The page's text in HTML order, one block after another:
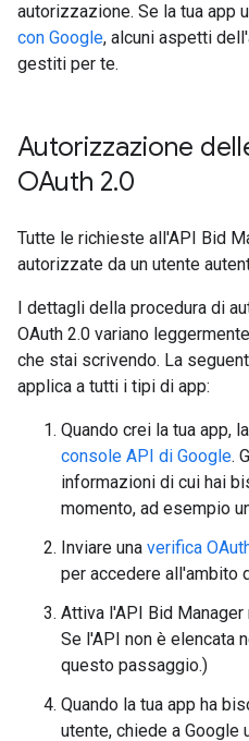
autorizzazione. Se la tua app
con Google, alcuni aspetti
gestiti per te.
Autorizzazione
OAuth 2.0
Tutte le richieste all'API Bid
autorizzate da un utente
I dettagli della procedura di
OAuth 2.0 variano
che stai scrivendo. La
applica a tutti i tipi di app:
Quando crei la tua app,
console API di Google.
informazioni di cui hai
momento, ad esempio
Inviare una verifica
per accedere all'ambito
Attiva l'API Bid
Se l'API non è elencata
questo passaggio.)
Quando la tua app ha
utente, chiede a Google